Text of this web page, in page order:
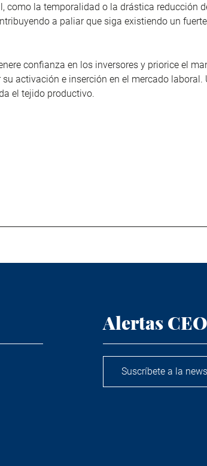
la temporalidad o la drástica reducción
a paliar que siga existiendo un
confianza en los inversores y priorice el
activación e inserción en el mercado laboral.
el tejido productivo.
Alertas
Suscríbete a la